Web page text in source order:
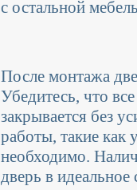
с остальной
После монтажа
Убедитесь, что
закрывается без
работы, такие как
необходимо.
дверь в идеальное